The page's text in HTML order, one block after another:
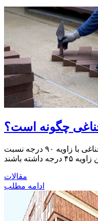
چگونه است؟
چیدمان آجرنماها در آجرچینی مشبک جناغی با زاویه ۹۰ درجه نسبت
مقالات
ادامه مطلب